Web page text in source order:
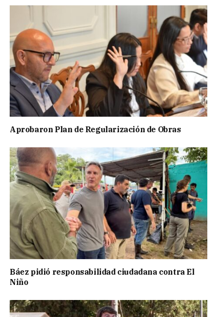
Aprobaron Plan de Regularización de Obras
Báez pidió responsabilidad ciudadana contra El
Niño